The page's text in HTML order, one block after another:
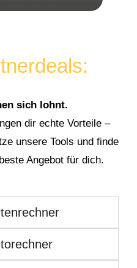
sich lohnt.
dir echte Vorteile –
unsere Tools und finde
Angebot für dich.